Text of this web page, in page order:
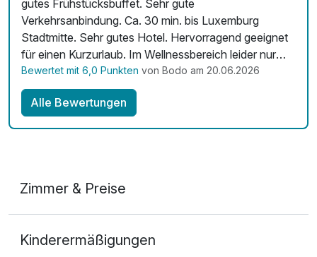
gutes Frühstücksbuffet. Sehr gute
Verkehrsanbindung. Ca. 30 min. bis Luxemburg
Stadtmitte. Sehr gutes Hotel. Hervorragend geeignet
für einen Kurzurlaub. Im Wellnessbereich leider nur
zwei Liegen, ansonsten sehr sauberer Saunabereich.
Bewertet mit 6,0 Punkten von Bodo am 20.06.2026
Alle Bewertungen
Zimmer & Preise
2 Erwachsene
Kinderermäßigungen